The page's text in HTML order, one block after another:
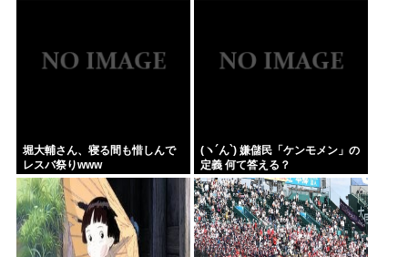
堀大輔さん、寝る間も惜しんで
レスバ祭りwww
(ヽ´ん`) 嫌儲民「ケンモメン」の
定義 何て答える？